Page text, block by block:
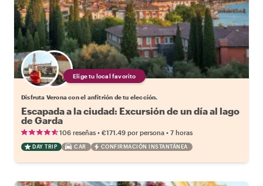
Elige tu local favorito
Disfruta Verona con el anfitrión de tu elección.
Escapada a la ciudad: Excursión de un día al lago
de Garda
106 reseñas • €171.49 por persona • 7 horas
DAY TRIP CAR CONFIRMACIÓN INSTANTÁNEA